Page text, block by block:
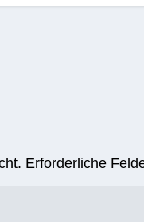
Erforderliche